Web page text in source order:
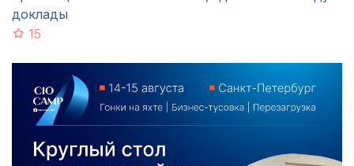
доклады
15